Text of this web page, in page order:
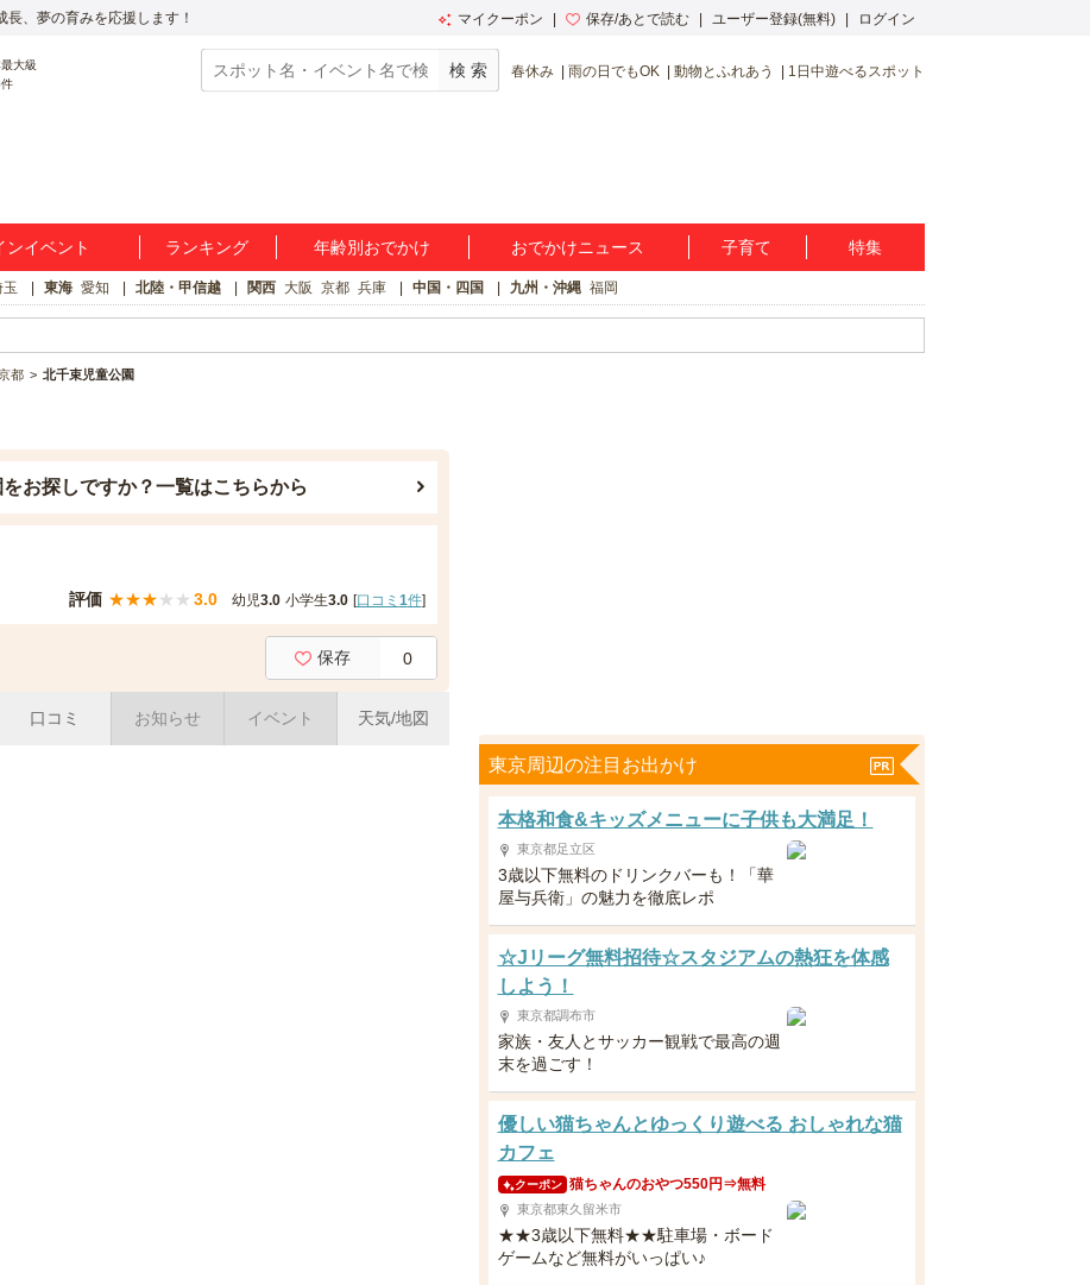
、夢の育みを応援します！ マイクーポン 保存/あとで読む ユーザー登録(無料) ログイン
春休み 雨の日でもOK 動物とふれあう 1日中遊べるスポット
ンイベント ランキング 年齢別おでかけ おでかけニュース 子育て 特集
玉 東海 愛知 北陸・甲信越 関西 大阪 京都 兵庫 中国・四国 九州・沖縄 福岡
都 北千束児童公園
お探しですか？一覧はこちらから
評価 ★★★★ ★ 3.0 幼児3.0 小学生3.0 [口コミ 1件]
保存 0
口コミ お知らせ イベント 天気/地図
東京周辺の注目お出かけ
本格和食&キッズメニューに子供も大満足！
東京都足立区
3歳以下無料のドリンクバーも！「華
屋与兵衛」の魅力を徹底レポ
☆Jリーグ無料招待☆スタジアムの熱狂を体感
しよう！
東京都調布市
家族・友人とサッカー観戦で最高の週
末を過ごす！
優しい猫ちゃんとゆっくり遊べる おしゃれな猫
カフェ
クーポン 猫ちゃんのおやつ550円⇒無料
東京都東久留米市
★★3歳以下無料★★駐車場・ボード
ゲームなど無料がいっぱい♪